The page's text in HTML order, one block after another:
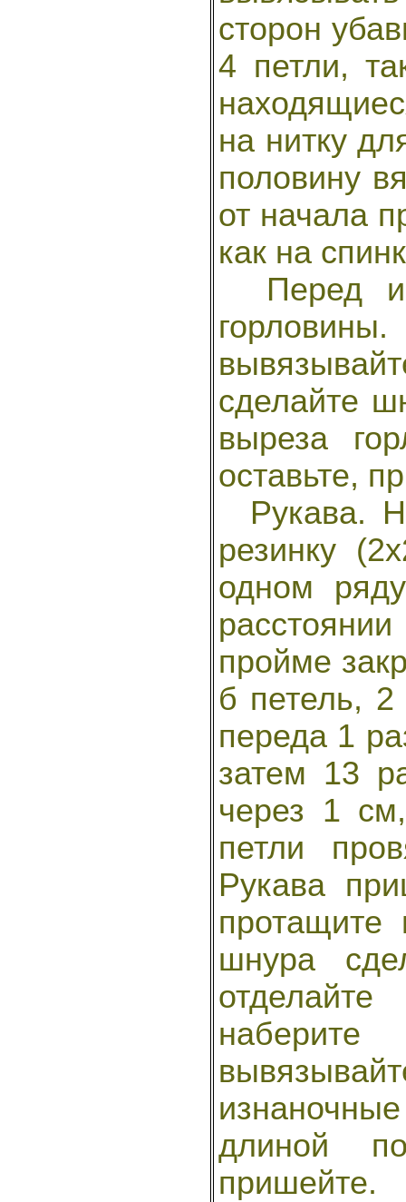
сторон
4 петли,
на нитку
половину
от начала
как на
Перед и
сделайте
выреза
оставьте,
Рукава.
резинку
одном
пройме
б петель,
переда 1
затем 13
через 1
петли
Рукава
протащите
шнура
длиной
пришейте.